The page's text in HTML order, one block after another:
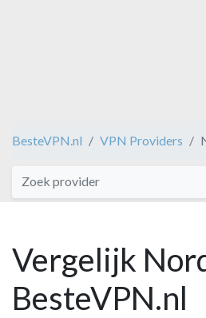
BesteVPN.nl VPN Providers
Vergelijk
BesteVPN.nl